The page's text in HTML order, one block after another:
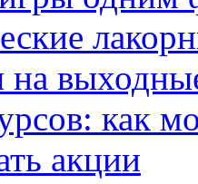
как
акции